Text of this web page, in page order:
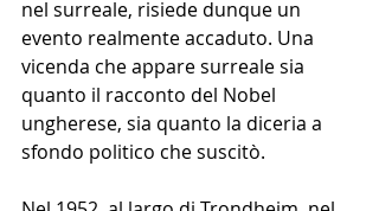
nel surreale, risiede dunque un
evento realmente accaduto. Una
vicenda che appare surreale sia
quanto il racconto del Nobel
ungherese, sia quanto la diceria a
sfondo politico che suscitò.